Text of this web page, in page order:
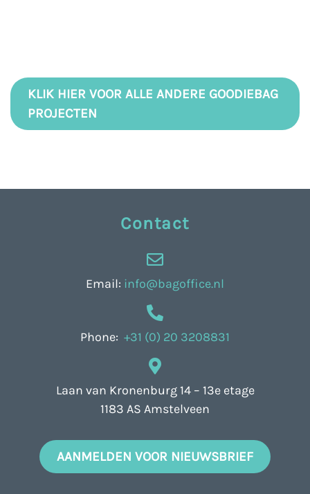
KLIK HIER VOOR ALLE ANDERE GOODIEBAG
PROJECTEN
Contact
Email: info@bagoffice.nl
Phone: +31 (0) 20 3208831
Laan van Kronenburg 14 – 13e etage
1183 AS Amstelveen
AANMELDEN VOOR NIEUWSBRIEF